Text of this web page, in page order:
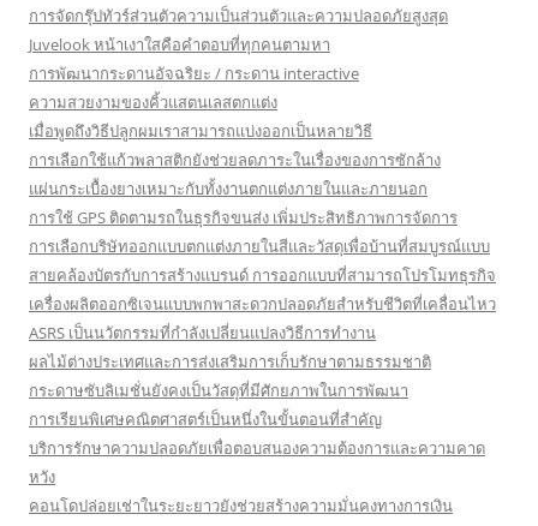
การจัดกรุ๊ปทัวร์ส่วนตัวความเป็นส่วนตัวและความปลอดภัยสูงสุด
Juvelook หน้าเงาใสคือคำตอบที่ทุกคนตามหา
การพัฒนากระดานอัจฉริยะ / กระดาน interactive
ความสวยงามของคิ้วแสตนเลสตกแต่ง
เมื่อพูดถึงวิธีปลูกผมเราสามารถแบ่งออกเป็นหลายวิธี
การเลือกใช้แก้วพลาสติกยังช่วยลดภาระในเรื่องของการซักล้าง
แผ่นกระเบื้องยางเหมาะกับทั้งงานตกแต่งภายในและภายนอก
การใช้ GPS ติดตามรถในธุรกิจขนส่ง เพิ่มประสิทธิภาพการจัดการ
การเลือกบริษัทออกแบบตกแต่งภายในสีและวัสดุเพื่อบ้านที่สมบูรณ์แบบ
สายคล้องบัตรกับการสร้างแบรนด์ การออกแบบที่สามารถโปรโมทธุรกิจ
เครื่องผลิตออกซิเจนแบบพกพาสะดวกปลอดภัยสำหรับชีวิตที่เคลื่อนไหว
ASRS เป็นนวัตกรรมที่กำลังเปลี่ยนแปลงวิธีการทำงาน
ผลไม้ต่างประเทศและการส่งเสริมการเก็บรักษาตามธรรมชาติ
กระดาษซับลิเมชั่นยังคงเป็นวัสดุที่มีศักยภาพในการพัฒนา
การเรียนพิเศษคณิตศาสตร์เป็นหนึ่งในขั้นตอนที่สำคัญ
บริการรักษาความปลอดภัยเพื่อตอบสนองความต้องการและความคาด
หวัง
คอนโดปล่อยเช่าในระยะยาวยังช่วยสร้างความมั่นคงทางการเงิน